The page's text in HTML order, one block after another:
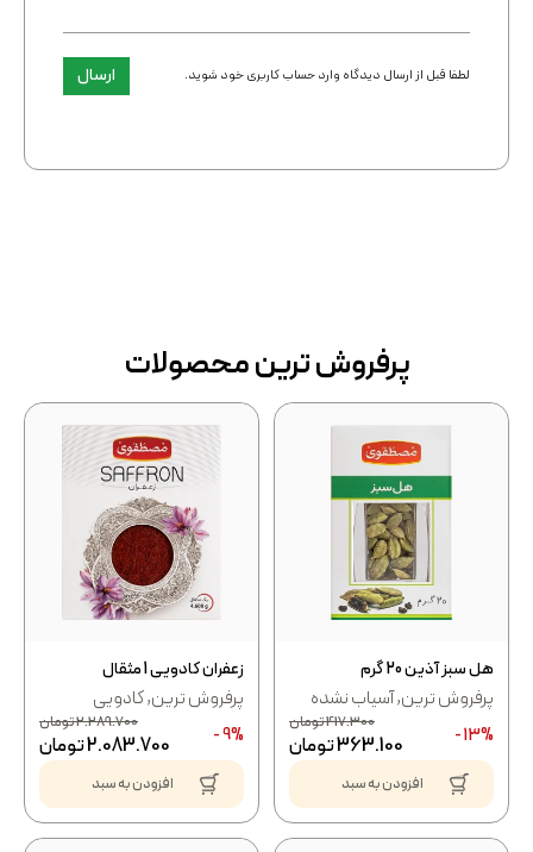
لطفا قبل از ارسال دیدگاه وارد حساب کاربری خود شوید. ارسال
پرفروش ترین محصولات
هل سبز آذین 20 گرم
پرفروش ترین,آسیاب نشده
13% -
417.300تومان
363.100تومان
افزودن به سبد
زعفران کادویی 1 مثقال
پرفروش ترین,کادویی
9% -
2.289.700تومان
2.083.700تومان
افزودن به سبد